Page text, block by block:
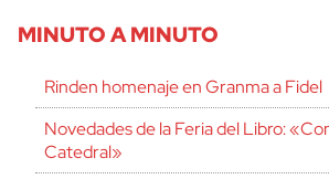
MINUTO A MINUTO
Rinden homenaje en Granma a Fidel
Novedades de la Feria del Libro:
Catedral»